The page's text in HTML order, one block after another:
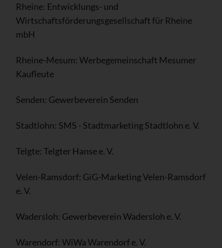
Rheine: Entwicklungs- und
Wirtschaftsförderungsgesellschaft für Rheine
mbH
Rheine-Mesum: Werbegemeinschaft Mesumer
Kaufleute
Senden: Gewerbeverein Senden
Stadtlohn: SMS - Stadtmarketing Stadtlohn e. V.
Telgte: Telgter Hanse e. V.
Velen-Ramsdorf: GiG-Marketing Velen-Ramsdorf
e. V.
Wadersloh: Gewerbeverein Wadersloh e. V.
Warendorf: WiWa Warendorf e. V.